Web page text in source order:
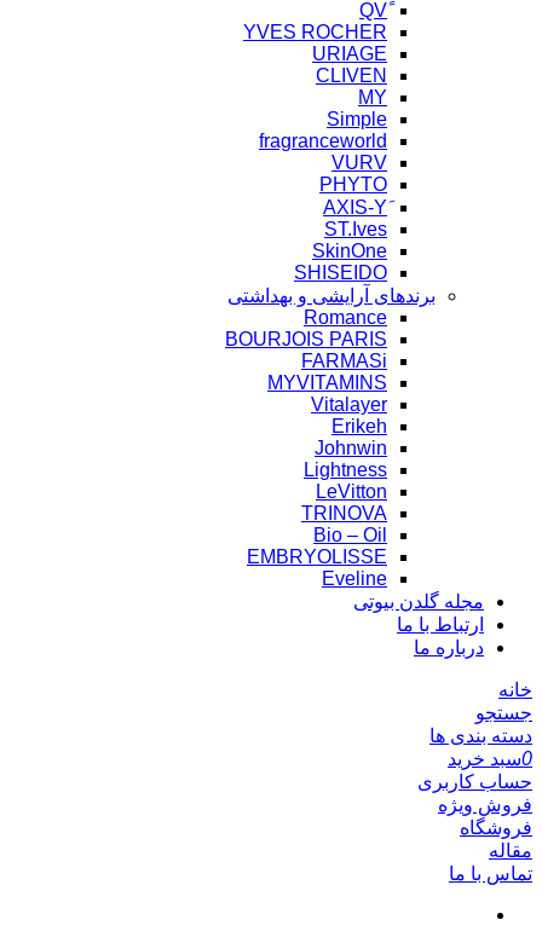
YVES ROCHER
URIAGE
CLIVEN
MY
Simple
fragranceworld
VURV
PHYTO
ST.Ives
SkinOne
SHISEIDO
برندهای آرایشی و بهداشتی
Romance
BOURJOIS PARIS
FARMASi
MYVITAMINS
Vitalayer
Erikeh
Johnwin
Lightness
LeVitton
TRINOVA
Bio – Oil
EMBRYOLISSE
Eveline
مجله گلدن بیوتی
ارتباط با ما
درباره ما
خانه
جستجو
دسته بندی ها
0سبد خرید
حساب کاربری
فروش ویژه
فروشگاه
مقاله
تماس با ما